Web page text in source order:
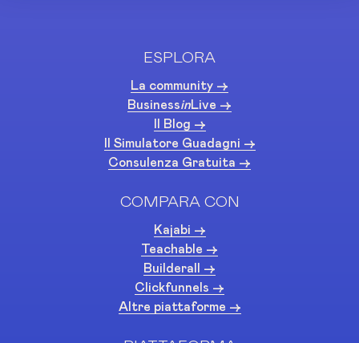
ESPLORA
La community ->
BusinessinLive ->
Il Blog ->
Il Simulatore Guadagni ->
Consulenza Gratuita ->
COMPARA CON
Kajabi ->
Teachable ->
Builderall ->
Clickfunnels ->
Altre piattaforme ->